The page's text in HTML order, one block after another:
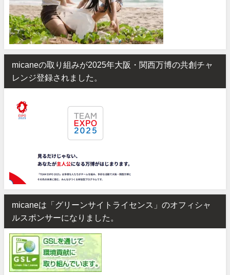
micaneの取り組みが2025年大阪・関西万博の共創チャ
レンジ登録されました。
micaneは「グリーンサイトライセンス」のオフィシャ
ルスポンサーになりました。